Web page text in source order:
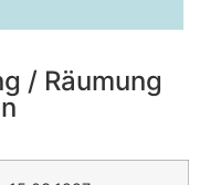
/ Räumung